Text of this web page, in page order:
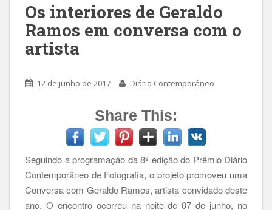
Os interiores de Geraldo
Ramos em conversa com o
artista
12 de junho de 2017 Diário Contemporâneo
Share This:
Seguindo a programação da 8ª edição do Prêmio Diário
Contemporâneo de Fotografia, o projeto promoveu uma
Conversa com Geraldo Ramos, artista convidado deste
ano. O encontro ocorreu na noite de 07 de junho, no